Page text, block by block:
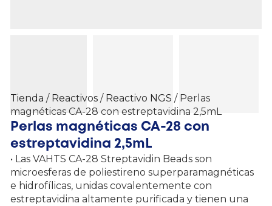
Tienda / Reactivos / Reactivo NGS / Perlas
magnéticas CA-28 con estreptavidina 2,5mL
Perlas magnéticas CA-28 con
estreptavidina 2,5mL
• Las VAHTS CA-28 Streptavidin Beads son
microesferas de poliestireno superparamagnéticas
e hidrofílicas, unidas covalentemente con
estreptavidina altamente purificada y tienen una